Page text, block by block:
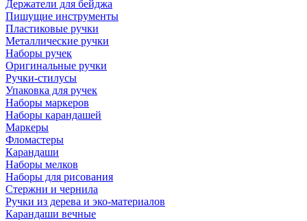
Держатели для бейджа
Пишущие инструменты
Пластиковые ручки
Металлические ручки
Наборы ручек
Оригинальные ручки
Ручки-стилусы
Упаковка для ручек
Наборы маркеров
Наборы карандашей
Маркеры
Фломастеры
Карандаши
Наборы мелков
Наборы для рисования
Стержни и чернила
Ручки из дерева и эко-материалов
Карандаши вечные